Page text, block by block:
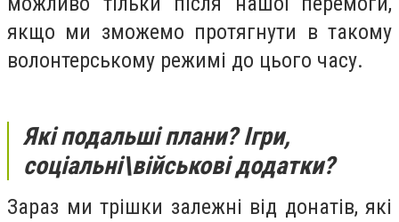
якщо ми зможемо протягнути в такому
волонтерському режимі до цього часу.
Які подальші плани? Ігри,
соціальні\військові додатки?
Зараз ми трішки залежні від донатів, які